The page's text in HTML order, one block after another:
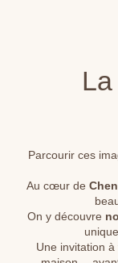
Parcourir ces
Au cœur de
On y découvre
Une invitation